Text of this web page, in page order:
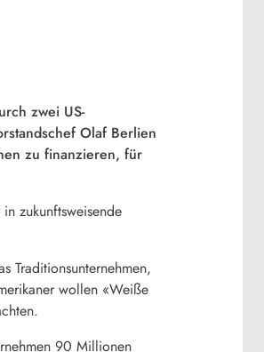
zwei US-
Olaf Berlien
zu finanzieren, für
zukunftsweisende
Traditionsunternehmen,
wollen «Weiße
90 Millionen